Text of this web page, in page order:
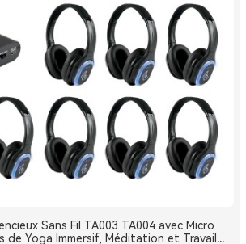
Sans Fil TA003 TA004 avec Micro
de Yoga Immersif, Méditation et Travail